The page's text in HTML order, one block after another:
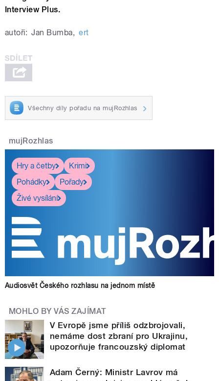
Interview Plus.
autoři: Jan Bumba, ert
Všechny díly pořadu na mujRozhlas
mujRozhlas
Hry a četby
Krimi
Pohádky
Pořady
Živé vysílání
Audiosvět Českého rozhlasu na jednom místě
MOHLO BY VÁS ZAJÍMAT
V Evropě jsme příliš odzbrojovali,
nemáme dost zbraní pro Ukrajinu,
upozorňuje francouzský diplomat
Adam Černý: Ministr Lavrov má